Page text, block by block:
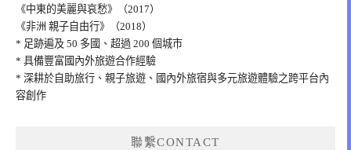
《中東的美麗與哀愁》（2017）
《非洲 親子自由行》（2018）
* 足跡遍及 50 多國、超過 200 個城市
* 具備豐富國內外旅遊合作經驗
* 深耕於自助旅行、親子旅遊、國內外旅宿與多元旅遊體驗之跨平台內
容創作
聯繫CONTACT